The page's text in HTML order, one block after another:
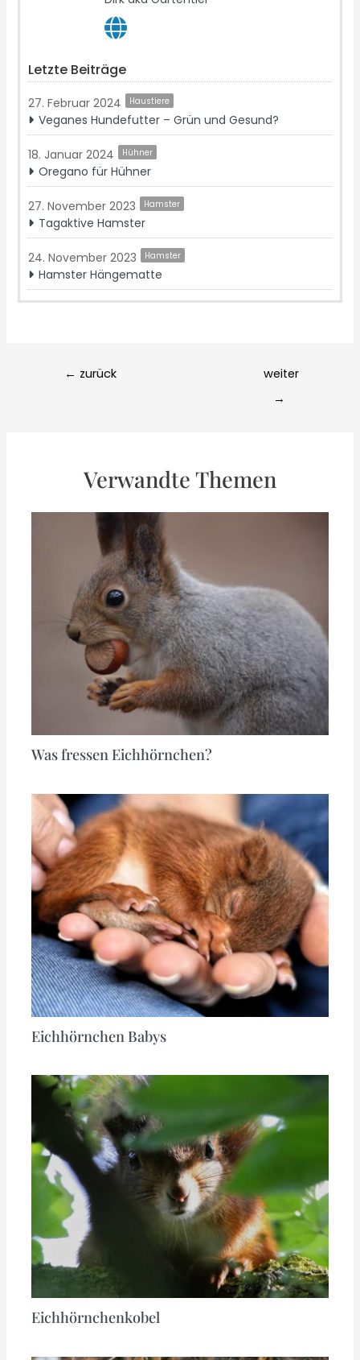
Letzte Beiträge
27. Februar 2024 Haustiere
Veganes Hundefutter – Grün und Gesund?
18. Januar 2024 Hühner
Oregano für Hühner
27. November 2023 Hamster
Tagaktive Hamster
24. November 2023 Hamster
Hamster Hängematte
← zurück
weiter
→
Verwandte Themen
Was fressen Eichhörnchen?
Eichhörnchen Babys
Eichhörnchenkobel